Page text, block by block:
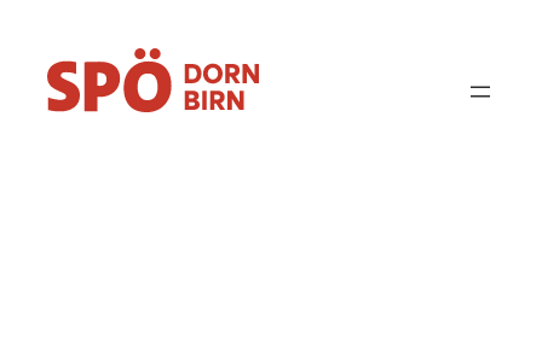
Inhalt
springen